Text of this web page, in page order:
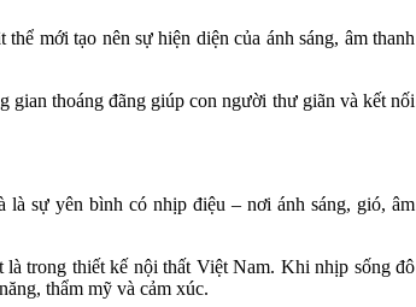
mới tạo nên sự hiện diện của ánh sáng, âm thanh
gian thoáng đãng giúp con người thư giãn và kết nối
sự yên bình có nhịp điệu – nơi ánh sáng, gió, âm
trong thiết kế nội thất Việt Nam. Khi nhịp sống đô
thẩm mỹ và cảm xúc.